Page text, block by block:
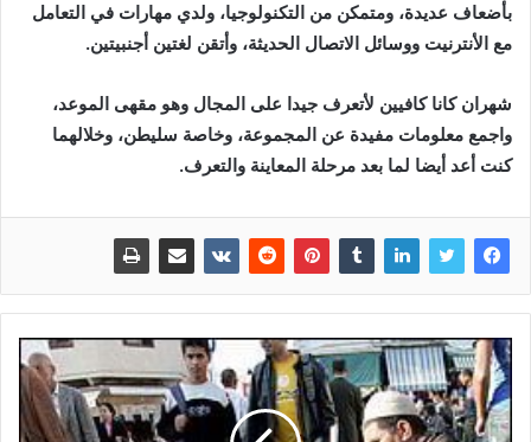
بأضعاف عديدة، ومتمكن من التكنولوجيا، ولدي مهارات في التعامل
مع الأنترنيت ووسائل الاتصال الحديثة، وأتقن لغتين أجنبيتين.
شهران كانا كافيين لأتعرف جيدا على المجال وهو مقهى الموعد،
واجمع معلومات مفيدة عن المجموعة، وخاصة سليطن، وخلالهما
كنت أعد أيضا لما بعد مرحلة المعاينة والتعرف.